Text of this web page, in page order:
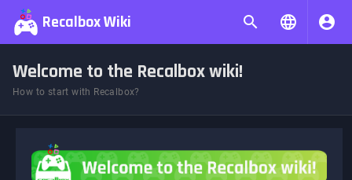
Recalbox Wiki
Welcome to the Recalbox wiki!
How to start with Recalbox?